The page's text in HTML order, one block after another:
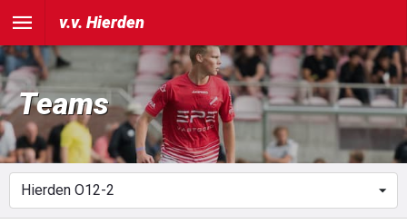
v.v. Hierden
Teams